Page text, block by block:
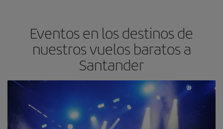
Eventos en los destinos de
nuestros vuelos baratos a
Santander